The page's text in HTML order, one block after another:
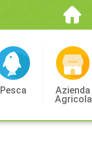
Pesca Azienda
Agricola